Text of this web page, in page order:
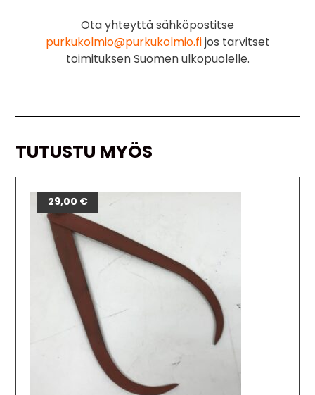
Ota yhteyttä sähköpostitse
purkukolmio@purkukolmio.fijos tarvitset
toimituksen Suomen ulkopuolelle.
TUTUSTU MYÖS
29,00 €